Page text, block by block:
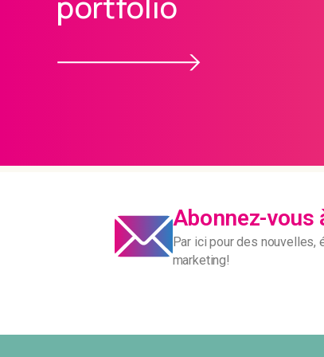
Abonnez-
Par ici pour des nouvelles,
marketing!